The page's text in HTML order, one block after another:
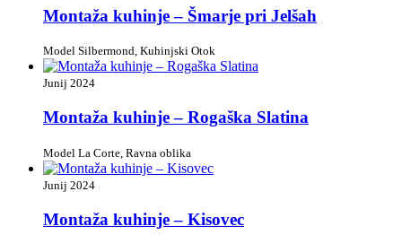
Montaža kuhinje – Šmarje pri Jelšah
Model Silbermond, Kuhinjski Otok
Junij 2024
Montaža kuhinje – Rogaška Slatina
Model La Corte, Ravna oblika
Junij 2024
Montaža kuhinje – Kisovec